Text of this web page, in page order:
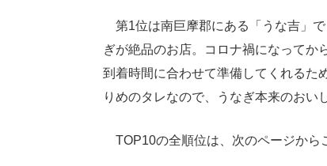
第1位は南巨摩郡にある「うな吉」
ぎが絶品のお店。コロナ禍になってか
到着時間に合わせて準備してくれるた
りめのタレなので、うなぎ本来のおい
TOP10の全順位は、次のページから